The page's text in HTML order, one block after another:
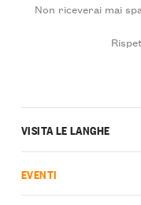
Non riceverai mai
VISITA LE LANGHE
EVENTI